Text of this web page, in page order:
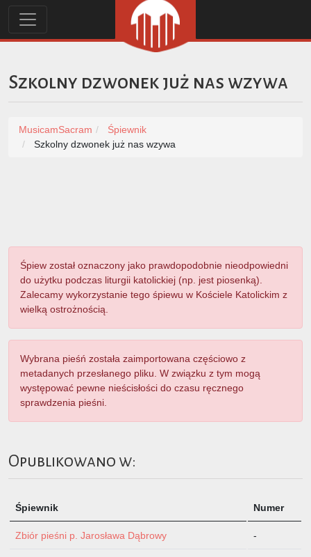
Szkolny dzwonek już nas wzywa
MusicamSacram
Śpiewnik
Szkolny dzwonek już nas wzywa
Śpiew został oznaczony jako prawdopodobnie nieodpowiedni
do użytku podczas liturgii katolickiej (np. jest piosenką).
Zalecamy wykorzystanie tego śpiewu w Kościele Katolickim z
wielką ostrożnością.
Wybrana pieśń została zaimportowana częściowo z
metadanych przesłanego pliku. W związku z tym mogą
występować pewne nieścisłości do czasu ręcznego
sprawdzenia pieśni.
Opublikowano w:
Śpiewnik Numer
Zbiór pieśni p. Jarosława Dąbrowy -